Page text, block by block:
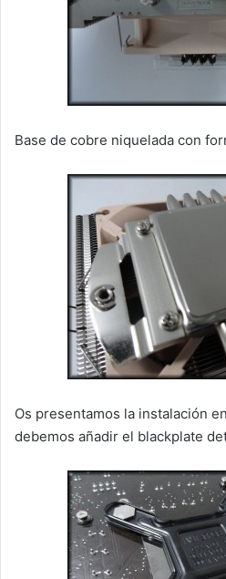
Base de cobre niquelada con
Os presentamos la instalación
debemos añadir el blackplate